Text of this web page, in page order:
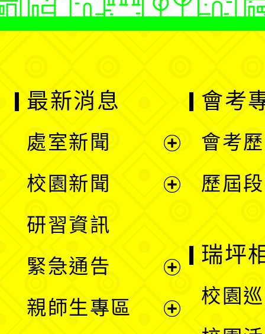
最新消息
處室新聞
單
校園新聞
選
單
研習資訊
緊急通告
親師生專區
會考
會考
歷屆
瑞坪
校園